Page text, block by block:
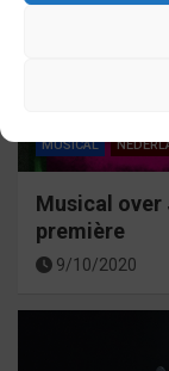
MUSICAL
Musical
première
9/10/2020